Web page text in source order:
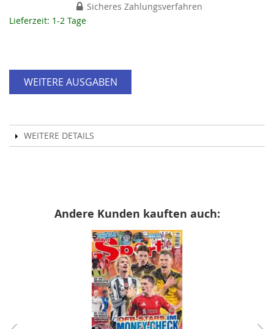
Sicheres Zahlungsverfahren
Lieferzeit: 1-2 Tage
WEITERE AUSGABEN
WEITERE DETAILS
Andere Kunden kauften auch: